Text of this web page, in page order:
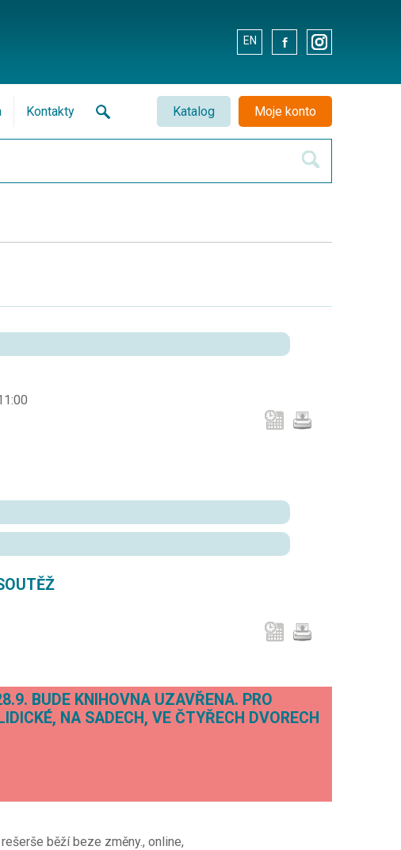
EN . .
Katalog Moje konto
Kontakty
BUDE KNIHOVNA UZAVŘENA. PRO
NA SADECH, VE ČTYŘECH DVORECH
běží beze změny., online,